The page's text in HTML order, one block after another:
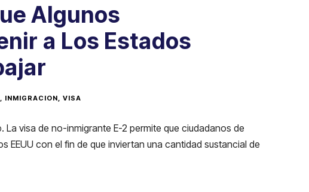
Algunos
a Los Estados
INMIGRACION VISA
visa de no-inmigrante E-2 permite que ciudadanos de
con el fin de que inviertan una cantidad sustancial de